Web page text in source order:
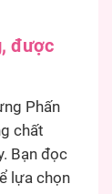
được
Phấn
chất
Bạn đọc
lựa chọn